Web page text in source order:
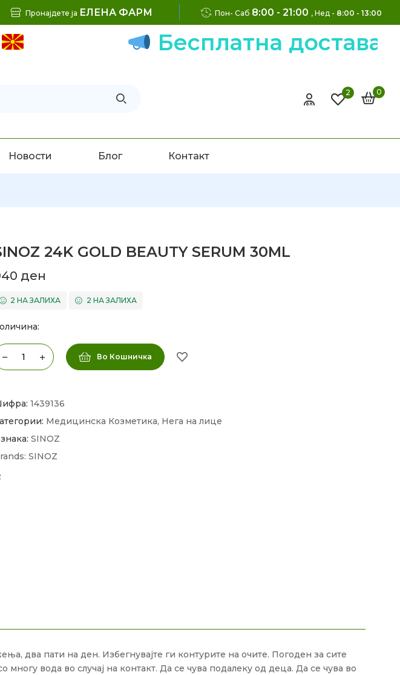
Пронајдете ја ЕЛЕНА ФАРМ Пон- Саб 8:00 - 21:00 , Нед - 8:00 - 13:00
Бесплатна достава
2 0
Новости Блог Контакт
24K GOLD BEAUTY SERUM 30ML
ден
2 НА ЗАЛИХА 2 НА ЗАЛИХА
Во Кошничка
1439136
Медицинска Козметика, Нега на лице
SINOZ
SINOZ
два пати на ден. Избегнувајте ги контурите на очите. Погоден за сите
вода во случај на контакт. Да се ​​чува подалеку од деца. Да се ​​чува во